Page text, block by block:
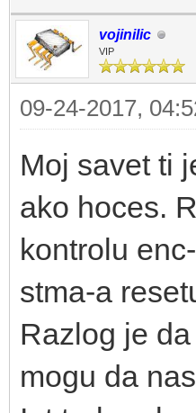
vojinilic
VIP
09-24-2017,
Moj savet ti
ako hoces.
kontrolu
stma-a
Razlog je
mogu da